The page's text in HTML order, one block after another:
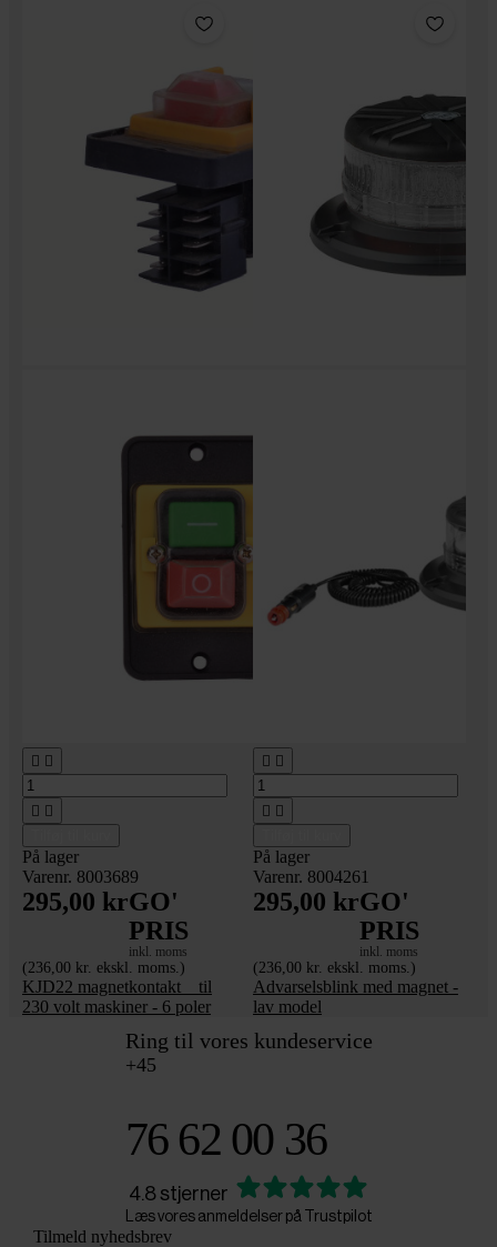
 
 
På lager
Varenr. 8003689
295,00 krGO'
PRIS
inkl. moms
(236,00 kr. ekskl. moms.)
KJD22 magnetkontakt _ til
230 volt maskiner - 6 poler
 
 
På lager
Varenr. 8004261
295,00 krGO'
PRIS
inkl. moms
(236,00 kr. ekskl. moms.)
Advarselsblink med magnet -
lav model
Ring til vores kundeservice
+45
76 62 00 36
4.8 stjerner
Læs vores anmeldelser på Trustpilot
Tilmeld nyhedsbrev